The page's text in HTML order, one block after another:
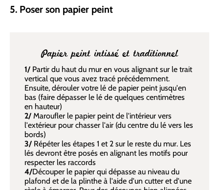
5. Poser son papier peint
Papier peint intissé et traditionnel
1/ Partir du haut du mur en vous alignant sur le trait
vertical que vous avez tracé précédemment.
Ensuite, dérouler votre lé de papier peint jusqu'en
bas (faire dépasser le lé de quelques centimètres
en hauteur)
2/ Maroufler le papier peint de l'intérieur vers
l'extérieur pour chasser l'air (du centre du lé vers les
bords)
3/ Répéter les étapes 1 et 2 sur le reste du mur. Les
lés devront être posés en alignant les motifs pour
respecter les raccords
4/Découper le papier qui dépasse au niveau du
plafond et de la plinthe à l'aide d'un cutter et d'une